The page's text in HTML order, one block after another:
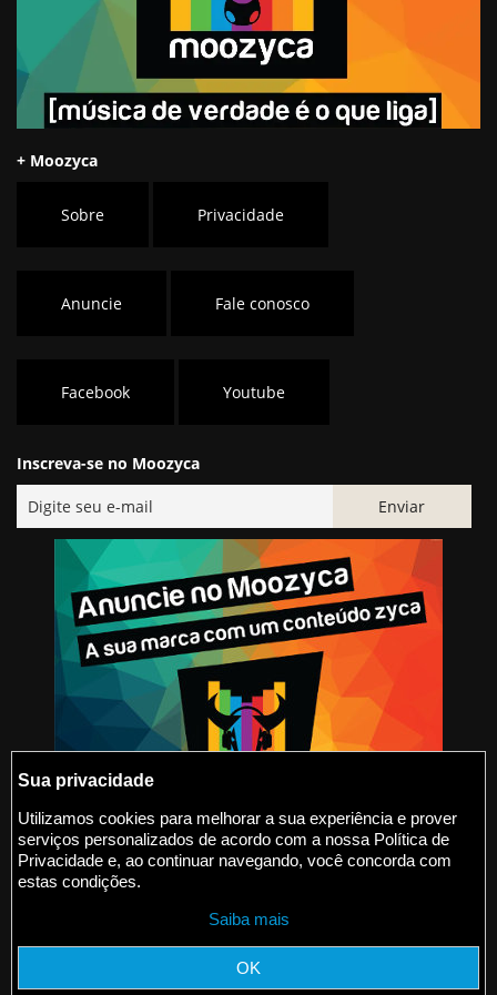
+ Moozyca
Sobre Privacidade
Anuncie Fale conosco
Facebook Youtube
Inscreva-se no Moozyca
@2015-2026 Moozyca
Sua privacidade
Utilizamos cookies para melhorar a sua experiência e prover
serviços personalizados de acordo com a nossa Política de
Privacidade e, ao continuar navegando, você concorda com
estas condições.
Saiba mais
OK